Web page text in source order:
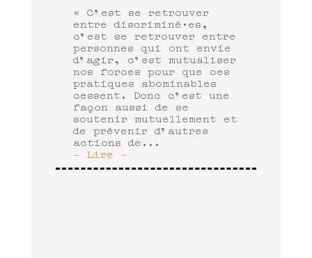
« C’est se retrouver
entre discriminé·es,
c’est se retrouver entre
personnes qui ont envie
d’agir, c’est mutualiser
nos forces pour que ces
pratiques abominables
cessent. Donc c’est une
façon aussi de se
soutenir mutuellement et
de prévenir d’autres
actions de...
- Lire -